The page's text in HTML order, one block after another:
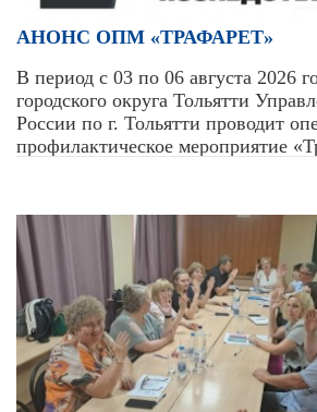
АНОНС ОПМ «ТРАФАРЕТ»
В период с 03 по 06 августа 2026
городского округа Тольятти
России по г. Тольятти проводит
профилактическое мероприятие